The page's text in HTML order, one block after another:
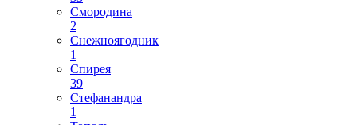
Смородина
2
Снежноягодник
1
Спирея
39
Стефанандра
1